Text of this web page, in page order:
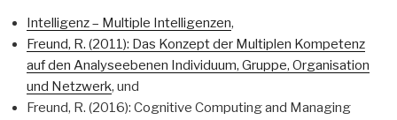
Intelligenz – Multiple Intelligenzen,
Freund, R. (2011): Das Konzept der Multiplen Kompetenz
auf den Analyseebenen Individuum, Gruppe, Organisation
und Netzwerk, und
Freund, R. (2016): Cognitive Computing and Managing